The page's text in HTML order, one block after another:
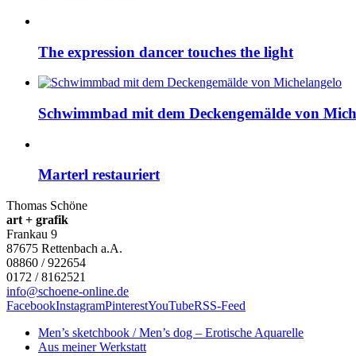
The expression dancer touches the light
Schwimmbad mit dem Deckengemälde von
Marterl restauriert
Thomas Schöne
art + grafik
Frankau 9
87675 Rettenbach a.A.
08860 / 922654
0172 / 8162521
info@schoene-online.de
FacebookInstagramPinterestYouTubeRSS-Feed
Men’s sketchbook / Men’s dog – Erotische Aquarelle
Aus meiner Werkstatt